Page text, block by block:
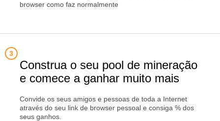
browser como faz normalmente
Construa o seu pool de mineração
e comece a ganhar muito mais
Convide os seus amigos e pessoas de toda a Internet
através do seu link de browser pessoal e consiga % dos
seus ganhos.